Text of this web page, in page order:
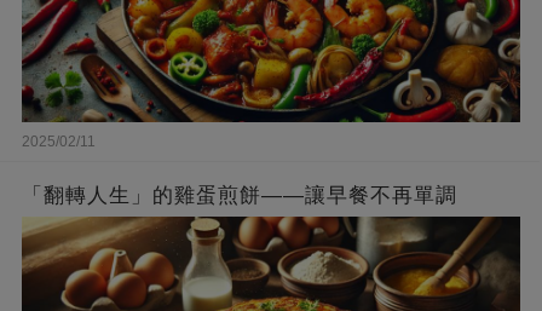
2025/02/11
「翻轉人生」的雞蛋煎餅——讓早餐不再單調